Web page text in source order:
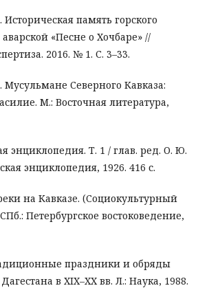
память горского
«Песне о Хочбаре» //
2016. № 1. С. 3–33.
Мусульмане Северного Кавказа:
М.: Восточная литература,
энциклопедия. Т. 1 / глав. ред. О. Ю.
энциклопедия, 1926. 416 с.
на Кавказе. (Социокультурный
Петербургское востоковедение,
праздники и обряды
в XIX–XX вв. Л.: Наука, 1988.